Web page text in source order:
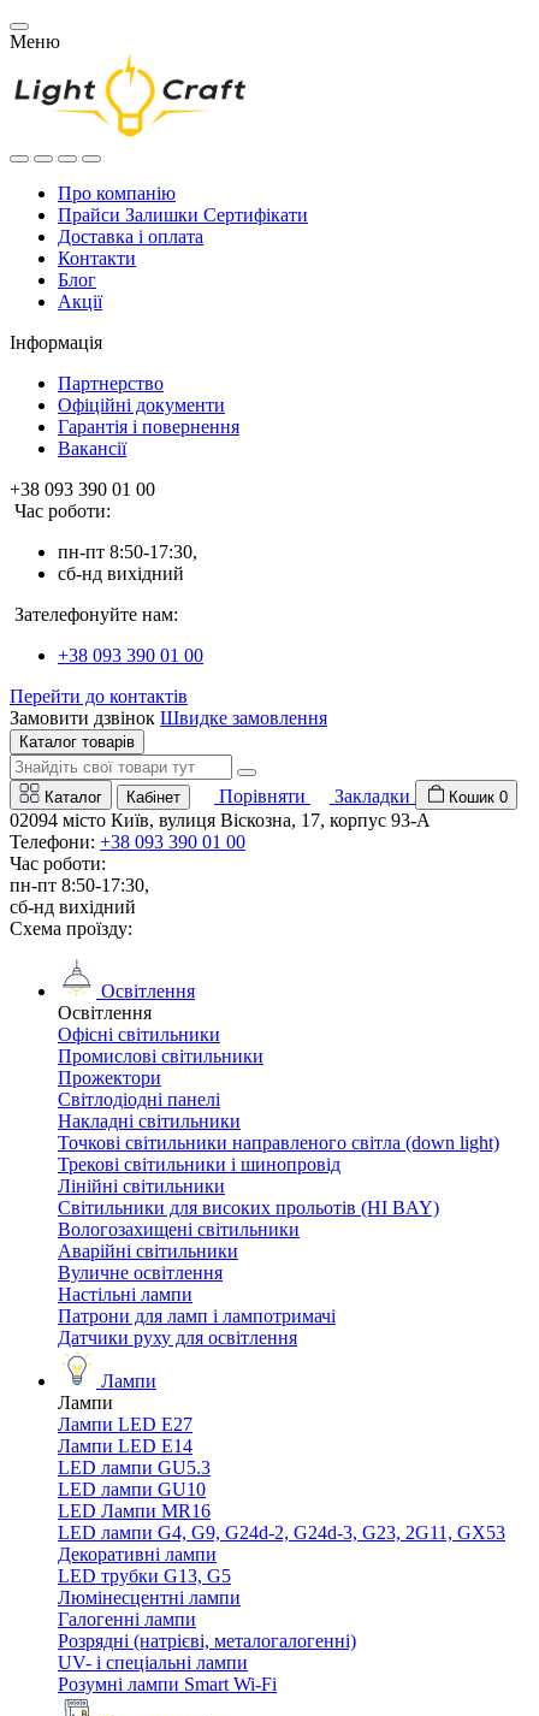
Меню
Про компанію
Прайси Залишки Сертифікати
Доставка і оплата
Контакти
Блог
Акції
Інформація
Партнерство
Офіційні документи
Гарантія і повернення
Вакансії
+38 093 390 01 00
Час роботи:
пн-пт 8:50-17:30,
сб-нд вихідний
Зателефонуйте нам:
+38 093 390 01 00
Перейти до контактів
Замовити дзвінок Швидке замовлення
Каталог товарів
Каталог Кабінет Порівняти Закладки Кошик 0
02094 місто Київ, вулиця Віскозна, 17, корпус 93-А
Телефони: +38 093 390 01 00
Час роботи:
пн-пт 8:50-17:30,
сб-нд вихідний
Схема проїзду:
Освітлення
Освітлення
Офісні світильники
Промислові світильники
Прожектори
Світлодіодні панелі
Накладні світильники
Точкові світильники направленого світла (down light)
Трекові світильники і шинопровід
Лінійні світильники
Світильники для високих прольотів (HI BAY)
Вологозахищені світильники
Аварійні світильники
Вуличне освітлення
Настільні лампи
Патрони для ламп і лампотримачі
Датчики руху для освітлення
Лампи
Лампи
Лампи LED E27
Лампи LED Е14
LED лампи GU5.3
LED лампи GU10
LED Лампи MR16
LED лампи G4, G9, G24d-2, G24d-3, G23, 2G11, GX53
Декоративні лампи
LED трубки G13, G5
Люмінесцентні лампи
Галогенні лампи
Розрядні (натрієві, металогалогенні)
UV- і спеціальні лампи
Розумні лампи Smart Wi-Fi